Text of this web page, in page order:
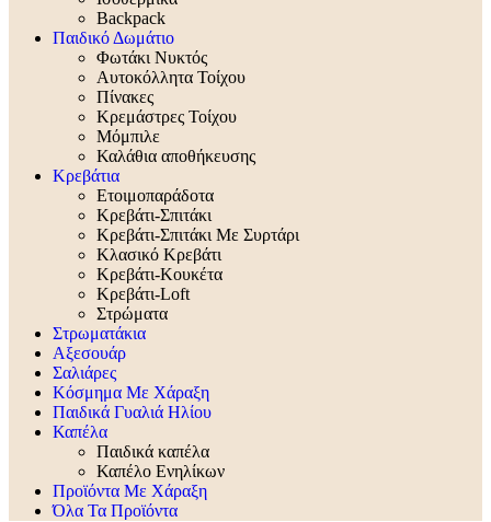
Backpack
Παιδικό Δωμάτιο
Φωτάκι Νυκτός
Αυτοκόλλητα Τοίχου
Πίνακες
Κρεμάστρες Τοίχου
Μόμπιλε
Καλάθια αποθήκευσης
Κρεβάτια
Ετοιμοπαράδοτα
Κρεβάτι-Σπιτάκι
Κρεβάτι-Σπιτάκι Με Συρτάρι
Κλασικό Κρεβάτι
Κρεβάτι-Κουκέτα
Κρεβάτι-Loft
Στρώματα
Στρωματάκια
Αξεσουάρ
Σαλιάρες
Κόσμημα Με Χάραξη
Παιδικά Γυαλιά Ηλίου
Καπέλα
Παιδικά καπέλα
Καπέλο Ενηλίκων
Προϊόντα Με Χάραξη
Όλα Τα Προϊόντα